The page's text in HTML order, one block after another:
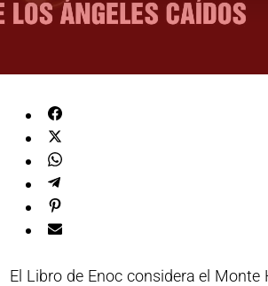
El Libro de Enoc considera el